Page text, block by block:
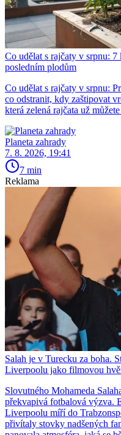
Co udělat s rajčaty v srpnu:
posledním plodům
Co udělat s rajčaty v srpnu:
co odstranit, kdy zaštipovat
která zelená rajčata už
Planeta zahrady
7. 8. 2026, 19:41
7 min
Reklama
Salah je v Turecku za boha.
Liverpoolu jako filmovou
Slovutného Mohameda
překvapivá fotbalová výzva.
Liverpoolu míří do
přivítaly stovky nadšených